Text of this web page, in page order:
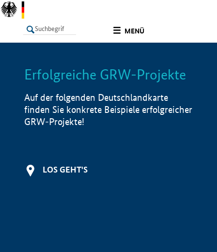
MENÜ
LISTE Info
Erfolgreiche GRW-Projekte
Auf der folgenden Deutschlandkarte
finden Sie konkrete Beispiele erfolgreicher
GRW-Projekte!
LOS GEHT'S